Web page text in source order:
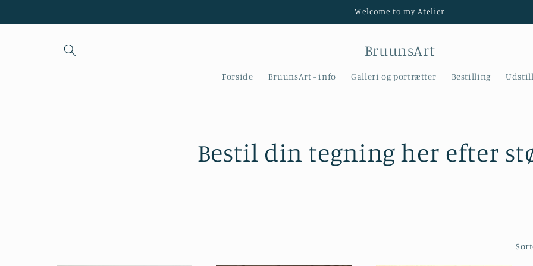
Welcome to my Atelier
BruunsArt
Forside BruunsArt - info Galleri og portrætter Bestilling
Bestil din tegning her efter